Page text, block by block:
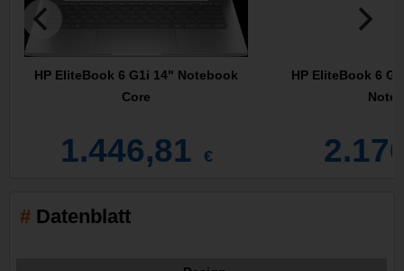
HP EliteBook 6 G1i 14" Notebook
Core
1.446,81 €
HP EliteBook 6
Datenblatt